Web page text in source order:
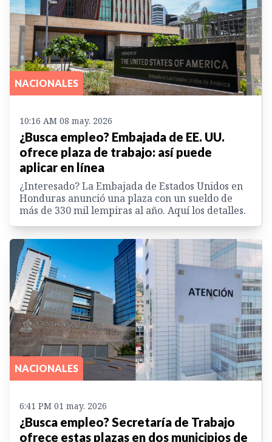
NACIONALES
10:16 AM 08 may. 2026
¿Busca empleo? Embajada de EE. UU.
ofrece plaza de trabajo: así puede
aplicar en línea
¿Interesado? La Embajada de Estados Unidos en
Honduras anunció una plaza con un sueldo de
más de 330 mil lempiras al año. Aquí los detalles.
NACIONALES
6:41 PM 01 may. 2026
¿Busca empleo? Secretaría de Trabajo
ofrece estas plazas en dos municipios de